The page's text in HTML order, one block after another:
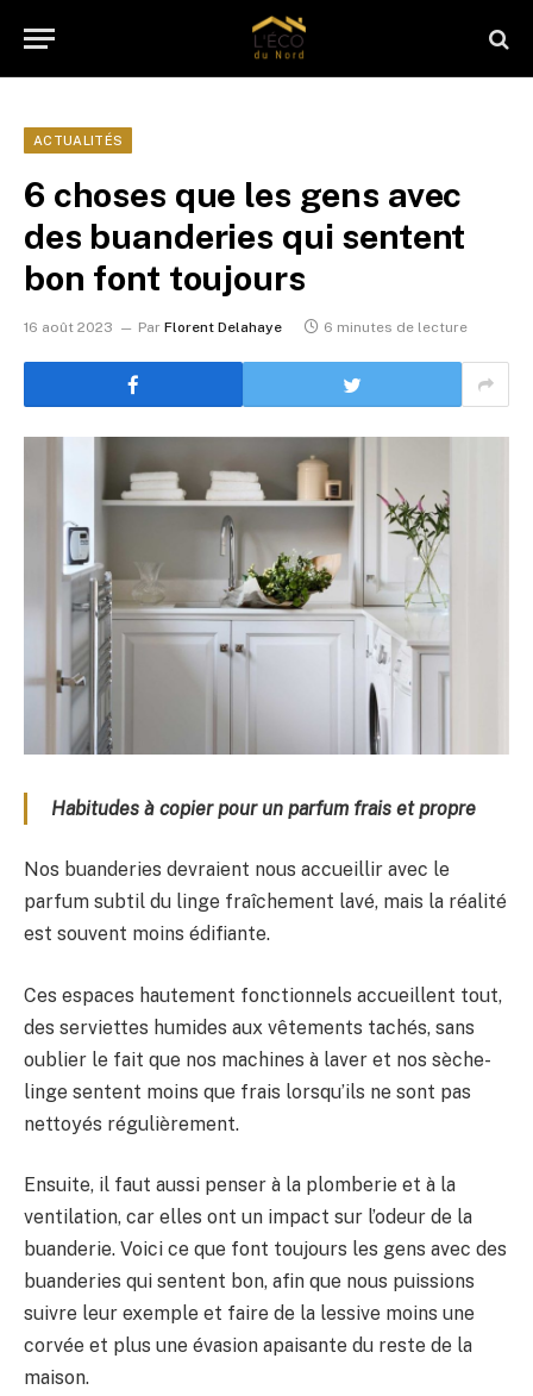
ACTUALITÉS
6 choses que les gens avec
des buanderies qui sentent
bon font toujours
16 août 2023 Par Florent Delahaye 6 minutes de lecture
Habitudes à copier pour un parfum frais et propre
Nos buanderies devraient nous accueillir avec le
parfum subtil du linge fraîchement lavé, mais la réalité
est souvent moins édifiante.
Ces espaces hautement fonctionnels accueillent tout,
des serviettes humides aux vêtements tachés, sans
oublier le fait que nos machines à laver et nos sèche-
linge sentent moins que frais lorsqu’ils ne sont pas
nettoyés régulièrement.
Ensuite, il faut aussi penser à la plomberie et à la
ventilation, car elles ont un impact sur l’odeur de la
buanderie. Voici ce que font toujours les gens avec des
buanderies qui sentent bon, afin que nous puissions
suivre leur exemple et faire de la lessive moins une
corvée et plus une évasion apaisante du reste de la
maison.